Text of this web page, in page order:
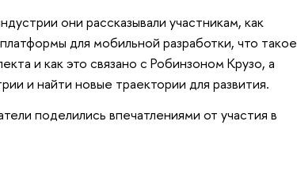
они рассказывали участникам, как
для мобильной разработки, что такое
и как это связано с Робинзоном Крузо, а
и найти новые траектории для развития.
поделились впечатлениями от участия в